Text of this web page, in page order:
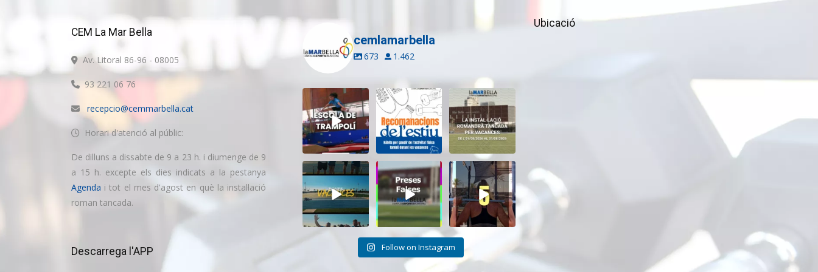
CEM La Mar Bella
Av. Litoral 86-96 - 08005
93 221 06 76
recepcio@cemmarbella.cat
Horari d'atenció al públic:
De dilluns a dissabte de 9 a 23 h. i diumenge de 9
a 15 h. excepte els dies indicats a la pestanya
Agenda i tot el mes d'agost en què la instal·lació
roman tancada.
Descarrega l'APP
cemlamarbella
673 1.462
Inscriu-te a
l’Escola de
Trampolí del
CEM...
12 0
Aquest estiu,
continua movent-
te i cuidant-te! ...
5 0
El CEM La Mar
Bella romandrà
tancat durant el
11 0
Tanquem una
nova temporada
al CEM La Mar
Bella....
27 1
Darrere de cada
vídeo... també hi
ha moments...
26 2
Cada sessió és
un pas més cap als
teus...
19 0
Follow on Instagram
Ubicació